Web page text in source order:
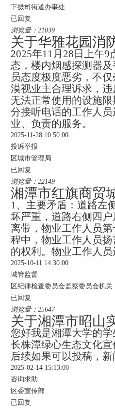
下摄司街道办事处
已回复
浏览量：21039
关于华雅花园消
2025年11月28日上午
态，楼内烟感探测器
员态度极度恶劣，不
漠视业主合理诉求，
无法正常使用的设施
分接听电话的工作人
业、负责的服务。
2025-11-28 10:50:00
投诉举报
区城市管理局
已回复
浏览量：22149
湘潭市红旗商贸
1、主要矛盾：道路左
坏严重，道路右侧四
离带，物业工作人员
程中，物业工作人员
的权利。物业工作人
2025-10-11 14:30:00
城管监督
区纪律检查委员会监察委员会机关
已回复
浏览量：25647
关于湘潭市昭山
您好我是湘潭大学的
长株潭绿心生态文化
后续如果可以投稿，
2025-02-14 15:13:00
咨询求助
区委宣传部
已回复